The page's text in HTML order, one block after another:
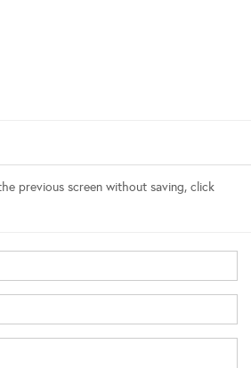
previous screen without saving, click